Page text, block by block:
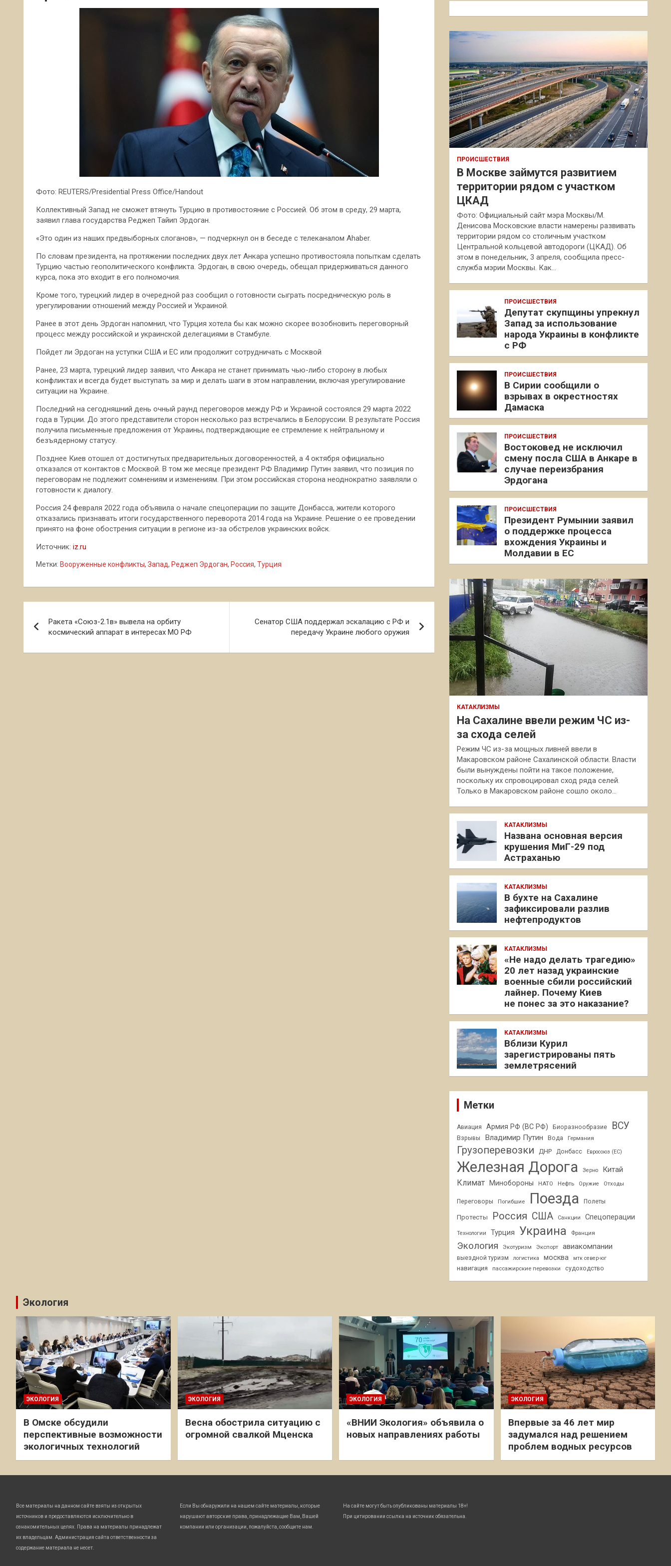
Фото: REUTERS/Presidential Press Office/Handout
Коллективный Запад не сможет втянуть Турцию в противостояние с Россией. Об этом в среду, 29 марта,
заявил глава государства Реджеп Тайип Эрдоган.
«Это один из наших предвыборных слоганов», — подчеркнул он в беседе с телеканалом Ahaber.
По словам президента, на протяжении последних двух лет Анкара успешно противостояла попыткам сделать
Турцию частью геополитического конфликта. Эрдоган, в свою очередь, обещал придерживаться данного
курса, пока это входит в его полномочия.
Кроме того, турецкий лидер в очередной раз сообщил о готовности сыграть посредническую роль в
урегулировании отношений между Россией и Украиной.
Ранее в этот день Эрдоган напомнил, что Турция хотела бы как можно скорее возобновить переговорный
процесс между российской и украинской делегациями в Стамбуле.
Пойдет ли Эрдоган на уступки США и ЕС или продолжит сотрудничать с Москвой
Ранее, 23 марта, турецкий лидер заявил, что Анкара не станет принимать чью-либо сторону в любых
конфликтах и всегда будет выступать за мир и делать шаги в этом направлении, включая урегулирование
ситуации на Украине.
Последний на сегодняшний день очный раунд переговоров между РФ и Украиной состоялся 29 марта 2022
года в Турции. До этого представители сторон несколько раз встречались в Белоруссии. В результате Россия
получила письменные предложения от Украины, подтверждающие ее стремление к нейтральному и
безъядерному статусу.
Позднее Киев отошел от достигнутых предварительных договоренностей, а 4 октября официально
отказался от контактов с Москвой. В том же месяце президент РФ Владимир Путин заявил, что позиция по
переговорам не подлежит сомнениям и изменениям. При этом российская сторона неоднократно заявляли о
готовности к диалогу.
Россия 24 февраля 2022 года объявила о начале спецоперации по защите Донбасса, жители которого
отказались признавать итоги государственного переворота 2014 года на Украине. Решение о ее проведении
принято на фоне обострения ситуации в регионе из-за обстрелов украинских войск.
Источник: iz.ru
Метки: Вооруженные конфликты, Запад, Реджеп Эрдоган, Россия, Турция
по
записям
Ракета «Союз-2.1в» вывела на орбиту
космический аппарат в интересах МО РФ
Сенатор США поддержал эскалацию с РФ и
передачу Украине любого оружия
к
ПРОИСШЕСТВИЯ
В Москве займутся развитием
территории рядом с участком
ЦКАД
Фото: Официальный сайт мэра Москвы/М.
Денисова Московские власти намерены развивать
территории рядом со столичным участком
Центральной кольцевой автодороги (ЦКАД). Об
этом в понедельник, 3 апреля, сообщила пресс-
служба мэрии Москвы. Как…
ПРОИСШЕСТВИЯ
Депутат скупщины упрекнул
Запад за использование
народа Украины в конфликте
с РФ
ПРОИСШЕСТВИЯ
В Сирии сообщили о
взрывах в окрестностях
Дамаска
ПРОИСШЕСТВИЯ
Востоковед не исключил
смену посла США в Анкаре в
случае переизбрания
Эрдогана
ПРОИСШЕСТВИЯ
Президент Румынии заявил
о поддержке процесса
вхождения Украины и
Молдавии в ЕС
КАТАКЛИЗМЫ
На Сахалине ввели режим ЧС из-
за схода селей
Режим ЧС из-за мощных ливней ввели в
Макаровском районе Сахалинской области. Власти
были вынуждены пойти на такое положение,
поскольку их спровоцировал сход ряда селей.
Только в Макаровском районе сошло около…
КАТАКЛИЗМЫ
Названа основная версия
крушения МиГ-29 под
Астраханью
КАТАКЛИЗМЫ
В бухте на Сахалине
зафиксировали разлив
нефтепродуктов
КАТАКЛИЗМЫ
«Не надо делать трагедию»
20 лет назад украинские
военные сбили российский
лайнер. Почему Киев
не понес за это наказание?
КАТАКЛИЗМЫ
Вблизи Курил
зарегистрированы пять
землетрясений
Метки
Авиация Армия РФ (ВС РФ) Биоразнообразие ВСУ
Взрывы Владимир Путин Вода Германия
Грузоперевозки ДНР Донбасс Евросоюз (ЕС)
Железная Дорога Зерно Китай
Климат Минобороны НАТО Нефть Оружие Отходы
Переговоры Погибшие Поезда Полеты
Протесты Россия США Санкции Спецоперации
Технологии Турция Украина Франция
Экология Экотуризм Экспорт авиакомпании
выездной туризм логистика москва мтк север-юг
навигация пассажирские перевозки судоходство
Экология
ЭКОЛОГИЯ
В Омске обсудили
перспективные возможности
экологичных технологий
ЭКОЛОГИЯ
Весна обострила ситуацию с
огромной свалкой Мценска
ЭКОЛОГИЯ
«ВНИИ Экология» объявила о
новых направлениях работы
ЭКОЛОГИЯ
Впервые за 46 лет мир
задумался над решением
проблем водных ресурсов
Все материалы на данном сайте взяты из открытых
источников и предоставляются исключительно в
ознакомительных целях. Права на материалы принадлежат
их владельцам. Администрация сайта ответственности за
содержание материала не несет.
Если Вы обнаружили на нашем сайте материалы, которые
нарушают авторские права, принадлежащие Вам, Вашей
компании или организации, пожалуйста, сообщите нам.
На сайте могут быть опубликованы материалы 18+!
При цитировании ссылка на источник обязательна.